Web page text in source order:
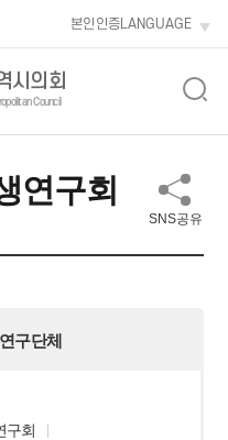
본인인증LANGUAGE
시의회
Council
연구회
SNS공유
구단체
구회